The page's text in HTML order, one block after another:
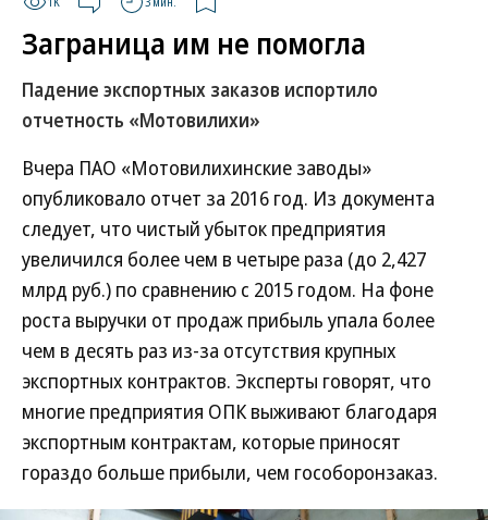
Заграница им не помогла
Падение экспортных заказов испортило
отчетность «Мотовилихи»
Вчера ПАО «Мотовилихинские заводы»
опубликовало отчет за 2016 год. Из документа
следует, что чистый убыток предприятия
увеличился более чем в четыре раза (до 2,427
млрд руб.) по сравнению с 2015 годом. На фоне
роста выручки от продаж прибыль упала более
чем в десять раз из-за отсутствия крупных
экспортных контрактов. Эксперты говорят, что
многие предприятия ОПК выживают благодаря
экспортным контрактам, которые приносят
гораздо больше прибыли, чем гособоронзаказ.